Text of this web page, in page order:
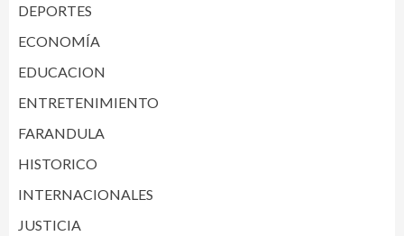
DEPORTES
ECONOMÍA
EDUCACION
ENTRETENIMIENTO
FARANDULA
HISTORICO
INTERNACIONALES
JUSTICIA